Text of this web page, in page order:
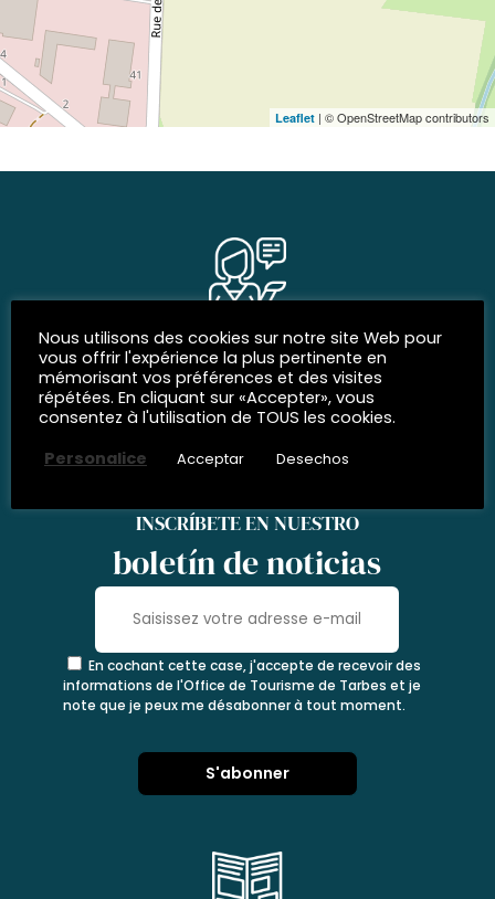
Leaflet | © OpenStreetMap contributors
REDES SOCIALES
Siguenos
INSCRÍBETE EN NUESTRO
boletín de noticias
En cochant cette case, j'accepte de recevoir des
informations de l'Office de Tourisme de Tarbes et je
note que je peux me désabonner à tout moment.
Nous utilisons des cookies sur notre site Web pour
vous offrir l'expérience la plus pertinente en
mémorisant vos préférences et des visites
répétées. En cliquant sur «Accepter», vous
consentez à l'utilisation de TOUS les cookies.
Personalice
Acceptar Desechos